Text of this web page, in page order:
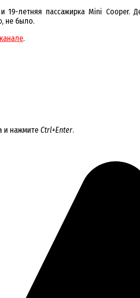
летняя пассажирка Mini Cooper.
не было.
.
и нажмите Ctrl+Enter.